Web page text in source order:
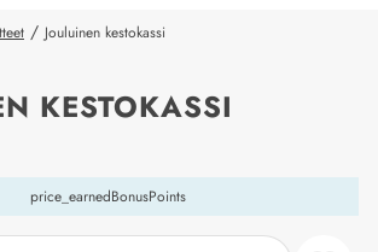
/ Jouluinen kestokassi
KESTOKASSI
price_earnedBonusPoints